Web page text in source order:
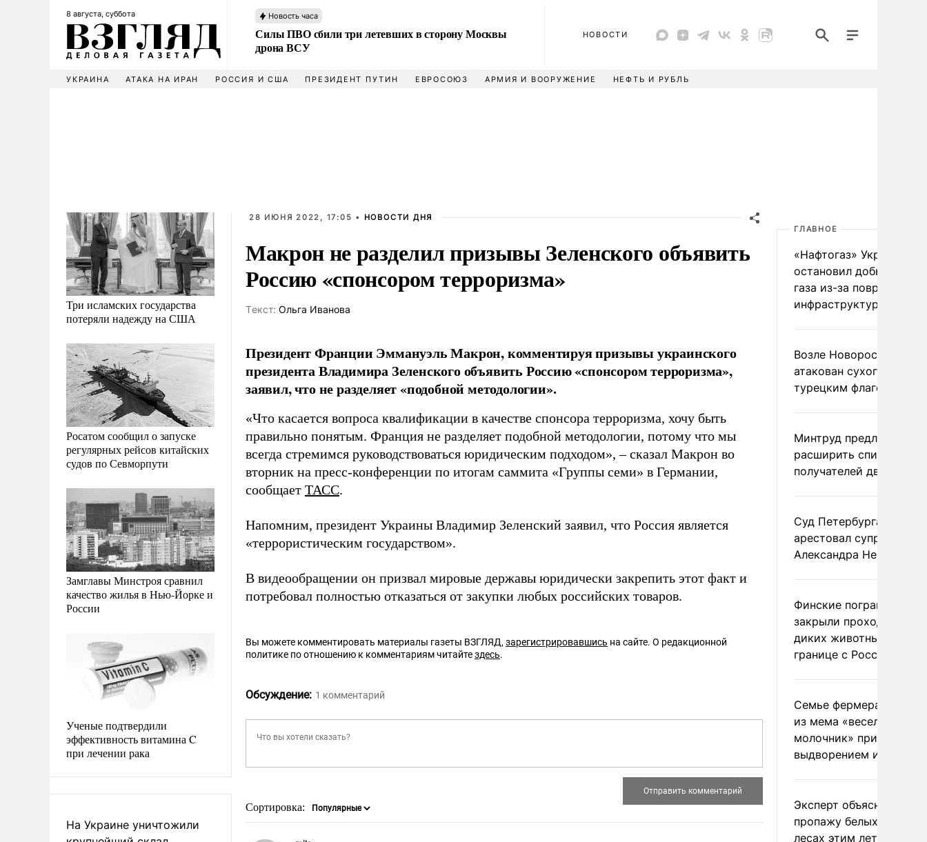
8 августа, суббота Новость часа
Силы ПВО сбили три летевших в сторону Москвы
дрона ВСУ
НОВОСТИ
УКРАИНА АТАКА НА ИРАН РОССИЯ И США ПРЕЗИДЕНТ ПУТИН ЕВРОСОЮЗ АРМИЯ И ВООРУЖЕНИЕ НЕФТЬ И РУБЛЬ
Три исламских государства
потеряли надежду на США
Росатом сообщил о запуске
регулярных рейсов китайских
судов по Севморпути
Замглавы Минстроя сравнил
качество жилья в Нью-Йорке и
России
Ученые подтвердили
эффективность витамина C
при лечении рака
На Украине уничтожили
28 ИЮНЯ 2022, 17:05 • НОВОСТИ ДНЯ
Макрон не разделил призывы Зеленского объявить
Россию «спонсором терроризма»
Tекст: Ольга Иванова
Президент Франции Эммануэль Макрон, комментируя призывы украинского
президента Владимира Зеленского объявить Россию «спонсором терроризма»,
заявил, что не разделяет «подобной методологии».
«Что касается вопроса квалификации в качестве спонсора терроризма, хочу быть
правильно понятым. Франция не разделяет подобной методологии, потому что мы
всегда стремимся руководствоваться юридическим подходом», – сказал Макрон во
вторник на пресс-конференции по итогам саммита «Группы семи» в Германии,
сообщает ТАСС.
Напомним, президент Украины Владимир Зеленский заявил, что Россия является
«террористическим государством».
В видеообращении он призвал мировые державы юридически закрепить этот факт и
потребовал полностью отказаться от закупки любых российских товаров.
Вы можете комментировать материалы газеты ВЗГЛЯД, зарегистрировавшись на сайте. О редакционной
политике по отношению к комментариям читайтездесь.
Обсуждение: 1 комментарий
Сортировка:
ГЛАВНОЕ
«Нафтогаз» Украины
остановил добычу
газа из-за повреждения
инфраструктуры
Возле Новороссийска
атакован сухогруз под
турецким флагом
Минтруд предложил
расширить список
получателей двух
Суд Петербурга заочно
арестовал супругу
Александра Невзорова
Финские пограничники
закрыли проходы для
диких животных на
границе с Россией
Семье фермера
из мема «веселый
молочник» пригрозили
выдворением из
Эксперт объяснил
пропажу белых грибов
лесах этим летом